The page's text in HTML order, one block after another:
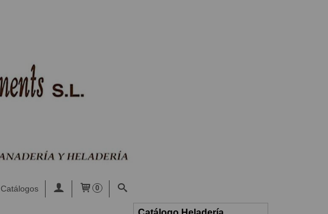
Catálogos 0